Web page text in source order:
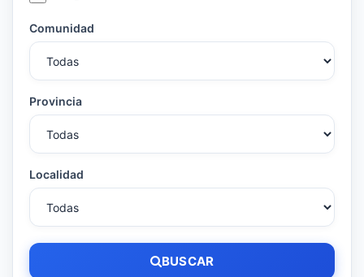
Comunidad
Provincia
Localidad
BUSCAR